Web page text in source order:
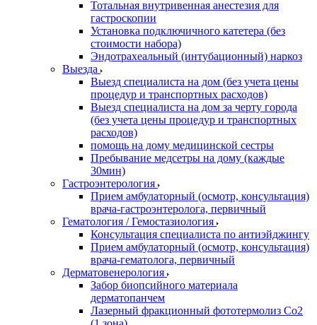
Тотальная внутривенная анестезия для
гастроскопии
Установка подключичного катетера (без
стоимости набора)
Эндотрахеальный (интубационный) наркоз
Выезда
Выезд специалиста на дом (без учета цены
процедур и транспортных расходов)
Выезд специалиста на дом за черту города
(без учета цены процедур и транспортных
расходов)
помощь на дому медицинской сестры
Пребывание медсетры на дому (каждые
30мин)
Гастроэнтерология
Прием амбулаторный (осмотр, консультация)
врача-гастроэнтеролога, первичный
Гематология / Гемостазиология
Консультация специалиста по антиэйджингу
Прием амбулаторный (осмотр, консультация)
врача-гематолога, первичный
Дерматовенерология
Забор биопсийного материала
дерматопанчем
Лазерный фракционный фототермолиз Со2